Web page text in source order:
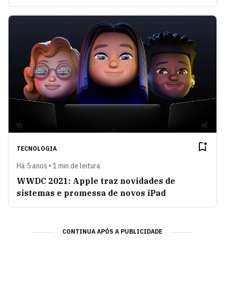
TECNOLOGIA
Há 5 anos • 1 min de leitura
WWDC 2021: Apple traz novidades de
sistemas e promessa de novos iPad
CONTINUA APÓS A PUBLICIDADE